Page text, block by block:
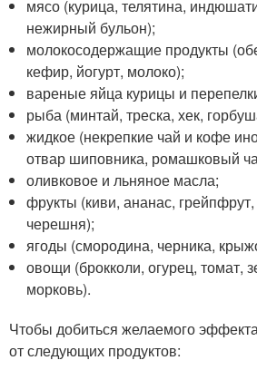
мясо (курица, телятина,
нежирный бульон);
молокосодержащие продукты
кефир, йогурт, молоко);
вареные яйца курицы и
рыба (минтай, треска, хек,
жидкое (некрепкие чай и кофе
отвар шиповника, ромашковый
оливковое и льняное масла;
фрукты (киви, ананас, грейпфрут,
черешня);
ягоды (смородина, черника,
овощи (брокколи, огурец, томат,
морковь).
Чтобы добиться желаемого
от следующих продуктов: